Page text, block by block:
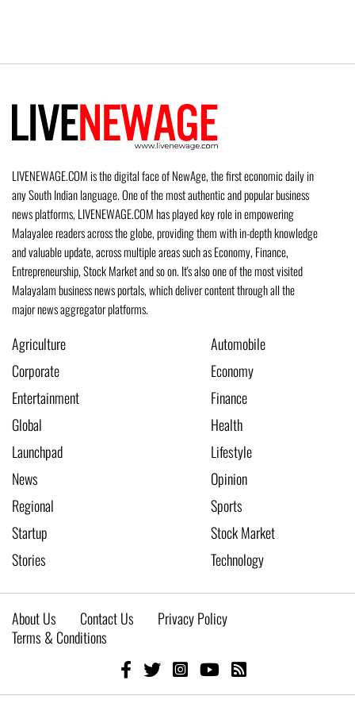
LIVENEWAGE.COM is the digital face of NewAge, the first economic daily in
any South Indian language. One of the most authentic and popular business
news platforms, LIVENEWAGE.COM has played key role in empowering
Malayalee readers across the globe, providing them with in-depth knowledge
and valuable update, across multiple areas such as Economy, Finance,
Entrepreneurship, Stock Market and so on. It's also one of the most visited
Malayalam business news portals, which deliver content through all the
major news aggregator platforms.
Agriculture
Automobile
Corporate
Economy
Entertainment
Finance
Global
Health
Launchpad
Lifestyle
News
Opinion
Regional
Sports
Startup
Stock Market
Stories
Technology
About Us Contact Us
Privacy Policy
Terms & Conditions